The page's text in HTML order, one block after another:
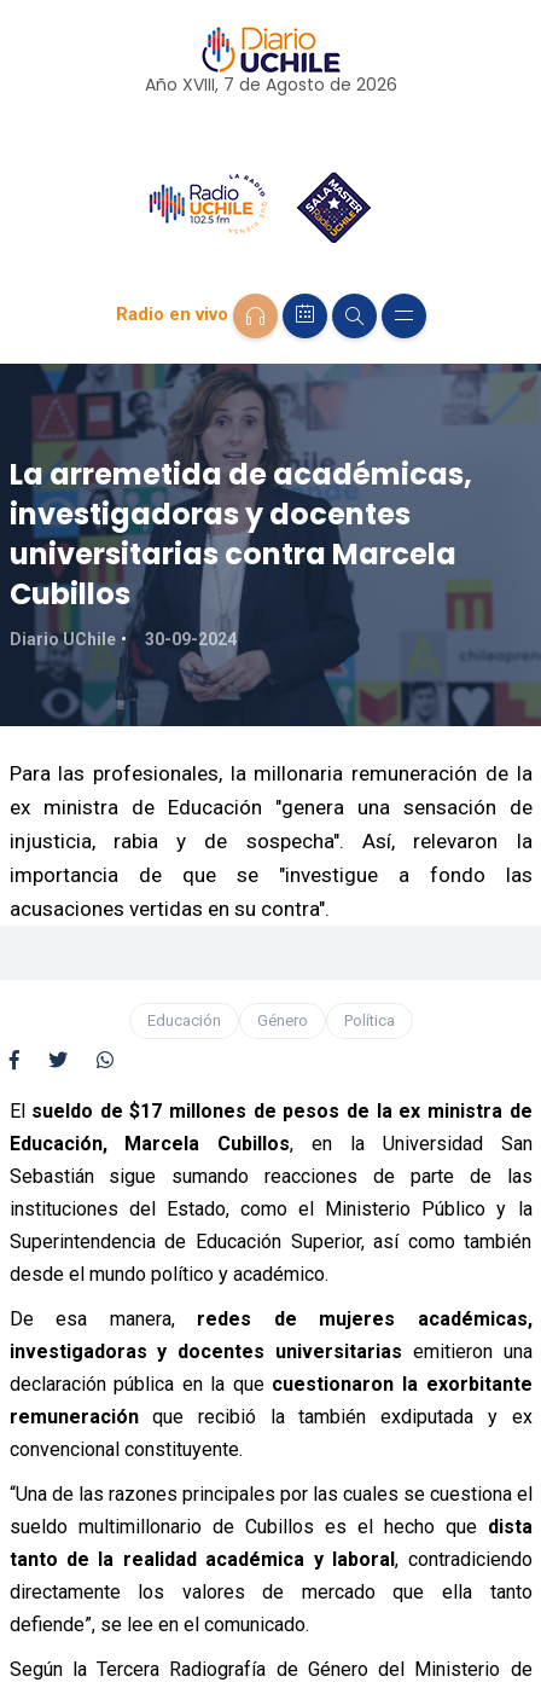
Año XVIII, 7 de Agosto de 2026
Radio en vivo
La arremetida de académicas,
investigadoras y docentes
universitarias contra Marcela
Cubillos
Diario UChile 30-09-2024
Para las profesionales, la millonaria remuneración de la
ex ministra de Educación "genera una sensación de
injusticia, rabia y de sospecha". Así, relevaron la
importancia de que se "investigue a fondo las
acusaciones vertidas en su contra".
Educación Género Política
El sueldo de $17 millones de pesos de la ex ministra de
Educación, Marcela Cubillos, en la Universidad San
Sebastián sigue sumando reacciones de parte de las
instituciones del Estado, como el Ministerio Público y la
Superintendencia de Educación Superior, así como también
desde el mundo político y académico.
De esa manera, redes de mujeres académicas,
investigadoras y docentes universitarias emitieron una
declaración pública en la que cuestionaron la exorbitante
remuneraciónque recibió la también exdiputada y ex
convencional constituyente.
“Una de las razones principales por las cuales se cuestiona el
sueldo multimillonario de Cubillos es el hecho que dista
tanto de la realidad académica y laboral, contradiciendo
directamente los valores de mercado que ella tanto
defiende”, se lee en el comunicado.
Según la Tercera Radiografía de Género del Ministerio de